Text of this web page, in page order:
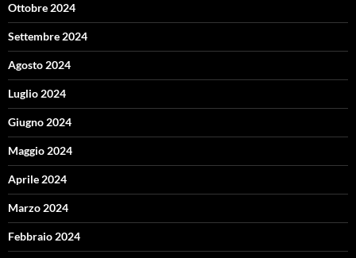
Ottobre 2024
Settembre 2024
Agosto 2024
Luglio 2024
Giugno 2024
Maggio 2024
Aprile 2024
Marzo 2024
Febbraio 2024